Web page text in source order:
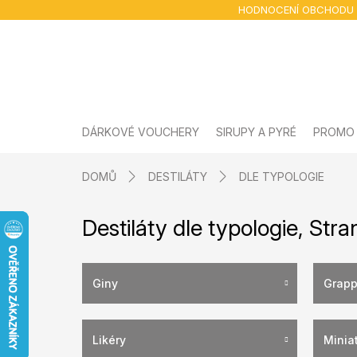
na
HODNOCENÍ OBCHODU
DÁRKOVÉ VOUCHERY SIRUPY A PYRÉ PROMO
DOMŮ DESTILÁTY DLE TYPOLOGIE
Destiláty dle typologie,
Giny
Likéry